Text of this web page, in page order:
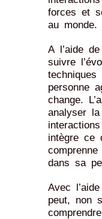
forces et
au monde.
A l’aide
suivre
personne
change.
analyser
intègre ce
dans sa
Avec
peut, non